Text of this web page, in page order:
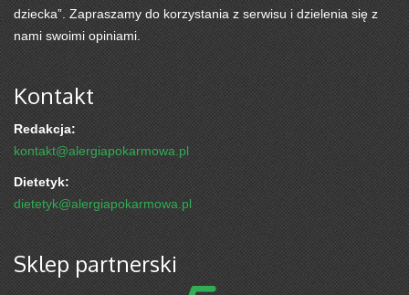
dziecka”. Zapraszamy do korzystania z serwisu i dzielenia się z
nami swoimi opiniami.
Kontakt
Redakcja:
kontakt@alergiapokarmowa.pl
Dietetyk:
dietetyk@alergiapokarmowa.pl
Sklep partnerski